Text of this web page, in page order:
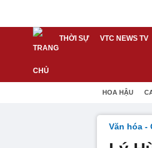
THỜI SỰ VTC NEWS TV
HOA HẬU
Văn hóa -